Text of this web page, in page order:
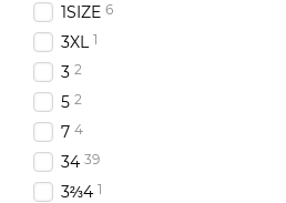
1SIZE 6
3XL 1
3 2
5 2
7 4
34 39
3⅔4 1